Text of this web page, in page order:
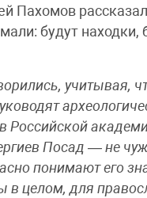
Пахомов
будут находки,
учитывая,
Российской
Посад — не
понимают его
в целом, для